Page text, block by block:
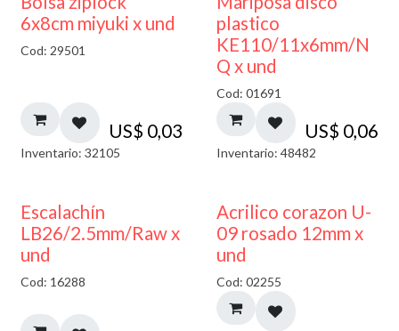
¡NUEVO!
6x8cm miyuki x und
Cod: 29501
US$ 0,03
Inventario: 32105
plastico
KE110/11x6mm/N
Q x und
Cod: 01691
US$ 0,06
Inventario: 48482
Escalachín
LB26/2.5mm/Raw x
und
Cod: 16288 50% DESCUENTO
Acrilico corazon U-
09 rosado 12mm x
und
Cod: 02255